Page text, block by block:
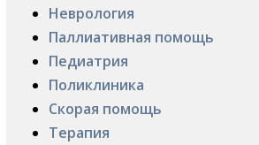
Неврология
Паллиативная помощь
Педиатрия
Поликлиника
Скорая помощь
Терапия